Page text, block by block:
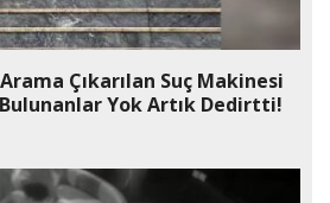
Çıkarılan Suç Makinesi
Yok Artık Dedirtti!